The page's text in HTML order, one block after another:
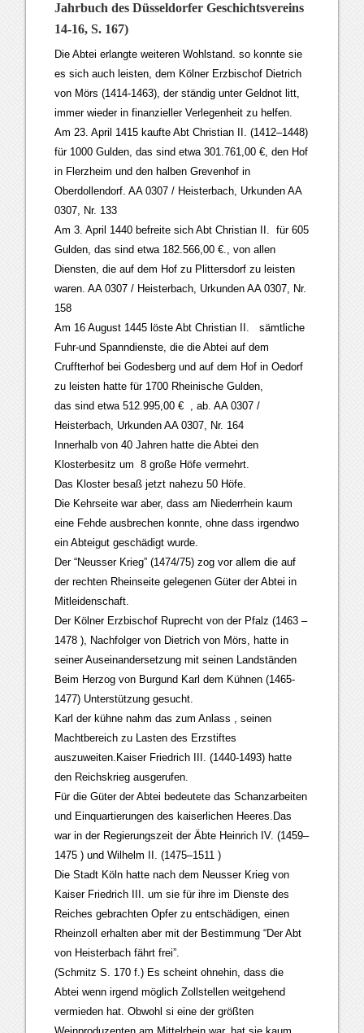
Jahrbuch des Düsseldorfer Geschichtsvereins
14-16, S. 167)
Die Abtei erlangte weiteren Wohlstand. so konnte sie
es sich auch leisten, dem Kölner Erzbischof Dietrich
von Mörs (1414-1463), der ständig unter Geldnot litt,
immer wieder in finanzieller Verlegenheit zu helfen.
Am 23. April 1415 kaufte Abt Christian II. (1412–1448)
für 1000 Gulden, das sind etwa 301.761,00 €, den Hof
in Flerzheim und den halben Grevenhof in
Oberdollendorf. AA 0307 / Heisterbach, Urkunden AA
0307, Nr. 133
Am 3. April 1440 befreite sich Abt Christian II. für 605
Gulden, das sind etwa 182.566,00 €., von allen
Diensten, die auf dem Hof zu Plittersdorf zu leisten
waren. AA 0307 / Heisterbach, Urkunden AA 0307, Nr.
158
Am 16 August 1445 löste Abt Christian II. sämtliche
Fuhr-und Spanndienste, die die Abtei auf dem
Cruffterhof bei Godesberg und auf dem Hof in Oedorf
zu leisten hatte für 1700 Rheinische Gulden,
das sind etwa 512.995,00 € , ab. AA 0307 /
Heisterbach, Urkunden AA 0307, Nr. 164
Innerhalb von 40 Jahren hatte die Abtei den
Klosterbesitz um 8 große Höfe vermehrt.
Das Kloster besaß jetzt nahezu 50 Höfe.
Die Kehrseite war aber, dass am Niederrhein kaum
eine Fehde ausbrechen konnte, ohne dass irgendwo
ein Abteigut geschädigt wurde.
Der “Neusser Krieg” (1474/75) zog vor allem die auf
der rechten Rheinseite gelegenen Güter der Abtei in
Mitleidenschaft.
Der Kölner Erzbischof Ruprecht von der Pfalz (1463 –
1478 ), Nachfolger von Dietrich von Mörs, hatte in
seiner Auseinandersetzung mit seinen Landständen
Beim Herzog von Burgund Karl dem Kühnen (1465-
1477) Unterstützung gesucht.
Karl der kühne nahm das zum Anlass , seinen
Machtbereich zu Lasten des Erzstiftes
auszuweiten.Kaiser Friedrich III. (1440-1493) hatte
den Reichskrieg ausgerufen.
Für die Güter der Abtei bedeutete das Schanzarbeiten
und Einquartierungen des kaiserlichen Heeres.Das
war in der Regierungszeit der Äbte Heinrich IV. (1459–
1475 ) und Wilhelm II. (1475–1511 )
Die Stadt Köln hatte nach dem Neusser Krieg von
Kaiser Friedrich III. um sie für ihre im Dienste des
Reiches gebrachten Opfer zu entschädigen, einen
Rheinzoll erhalten aber mit der Bestimmung “Der Abt
von Heisterbach fährt frei”.
(Schmitz S. 170 f.) Es scheint ohnehin, dass die
Abtei wenn irgend möglich Zollstellen weitgehend
vermieden hat. Obwohl si eine der größten